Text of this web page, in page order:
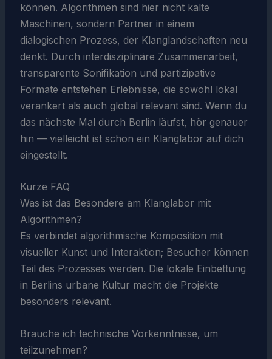
können. Algorithmen sind hier nicht kalte
Maschinen, sondern Partner in einem
dialogischen Prozess, der Klanglandschaften neu
denkt. Durch interdisziplinäre Zusammenarbeit,
transparente Sonifikation und partizipative
Formate entstehen Erlebnisse, die sowohl lokal
verankert als auch global relevant sind. Wenn du
das nächste Mal durch Berlin läufst, hör genauer
hin — vielleicht ist schon ein Klanglabor auf dich
eingestellt.
Kurze FAQ
Was ist das Besondere am Klanglabor mit
Algorithmen?
Es verbindet algorithmische Komposition mit
visueller Kunst und Interaktion; Besucher können
Teil des Prozesses werden. Die lokale Einbettung
in Berlins urbane Kultur macht die Projekte
besonders relevant.
Brauche ich technische Vorkenntnisse, um
teilzunehmen?